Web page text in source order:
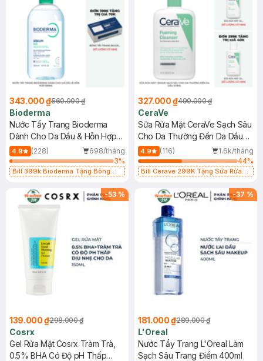
343.000 ₫560.000 ₫
Bioderma
Nước Tẩy Trang Bioderma
Dành Cho Da Dầu & Hỗn Hợp
500ml
4.9 (228)
698/tháng
3%
Bill 399k Bioderma Tặng Bông
327.000 ₫490.000 ₫
CeraVe
Sữa Rửa Mặt CeraVe Sạch Sâu
Cho Da Thường Đến Da Dầu
473ml
4.9 (116)
1.6k/tháng
44%
Bill Cerave 299K Tặng Sữa Rửa
-53 %
139.000 ₫298.000 ₫
Cosrx
Gel Rửa Mặt Cosrx Tràm Trà,
0.5% BHA Có Độ pH Thấp
-37 %
181.000 ₫289.000 ₫
L'Oreal
Nước Tẩy Trang L'Oreal Làm
Sạch Sâu Trang Điểm 400ml